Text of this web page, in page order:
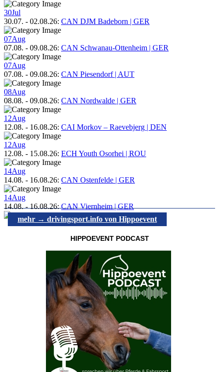
30Jul
30.07. - 02.08.26: CAN DJM Badeborn | GER
07Aug
07.08. - 09.08.26: CAN Schwanau-Ottenheim | GER
07Aug
07.08. - 09.08.26: CAN Piesendorf | AUT
08Aug
08.08. - 09.08.26: CAN Nordwalde | GER
12Aug
12.08. - 16.08.26: CAI Morkov – Raevebjerg | DEN
12Aug
12.08. - 15.08.26: ECH Youth Osorhei | ROU
14Aug
14.08. - 16.08.26: CAN Ostenfelde | GER
14Aug
14.08.-16.08.26:CAN Viernheim | GER
mehr → drivingsport.info von Hippoevent
HIPPOEVENT PODCAST